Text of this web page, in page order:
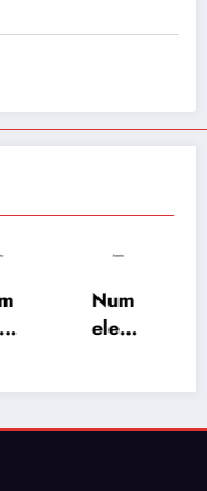
Num
ele
semn
Num
ele
ificați